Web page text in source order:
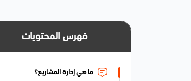
فهرس المحتويات
ما هي إدارة المشاريع؟